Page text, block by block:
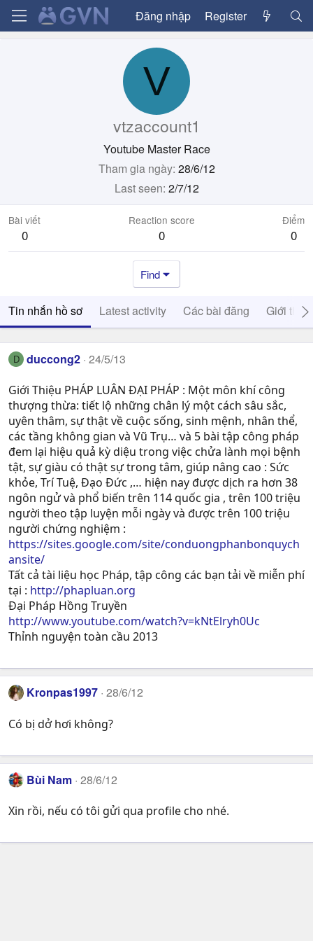
Đăng nhập Register
V
vtzaccount1
Youtube Master Race
Tham gia ngày 28/6/12
Last seen 2/7/12
Bài viết
0
Reaction score
0
Điểm
0
Find
Tin nhắn hồ sơ Latest activity Các bài đăng Giới thiệu
D duccong2 24/5/13
Giới Thiệu PHÁP LUÂN ĐẠI PHÁP : Một môn khí công
thượng thừa: tiết lộ những chân lý một cách sâu sắc,
uyên thâm, sự thật về cuộc sống, sinh mệnh, nhân thể,
các tầng không gian và Vũ Trụ… và 5 bài tập công pháp
đem lại hiệu quả kỳ diệu trong việc chửa lành mọi bệnh
tật, sự giàu có thật sự trong tâm, giúp nâng cao : Sức
khỏe, Trí Tuệ, Ðạo Ðức ,… hiện nay được dịch ra hơn 38
ngôn ngử và phổ biến trên 114 quốc gia , trên 100 triệu
người theo tập luyện mỗi ngày và được trên 100 triệu
người chứng nghiệm :
https://sites.google.com/site/conduongphanbonquych
ansite/
Tất cả tài liệu học Pháp, tập công các bạn tải về miễn phí
tại : http://phapluan.org
Đại Pháp Hồng Truyền
http://www.youtube.com/watch?v=kNtElryh0Uc
Thỉnh nguyện toàn cầu 2013
Kronpas1997 28/6/12
Có bị dở hơi không?
Bùi Nam 28/6/12
Xin rồi, nếu có tôi gửi qua profile cho nhé.